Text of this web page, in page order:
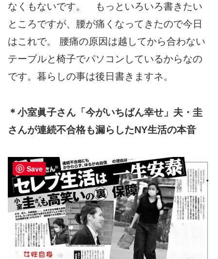
なくもないです。 もっといろいろ書きたい
ところですが、腰が痛くなってきたので今日
はこれで。 腰痛の原因は越してから合わない
テーブルと椅子でパソコンしているからなの
です。暮らしの事は後日書きますネ。
＊小室眞子さん「今がいちばん幸せ」夫・圭
さんが連続不合格も漏らしたNY生活の本音
Save